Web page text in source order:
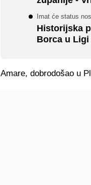
Imat će status
Historijska
Borca u
Amare, dobrodošao u